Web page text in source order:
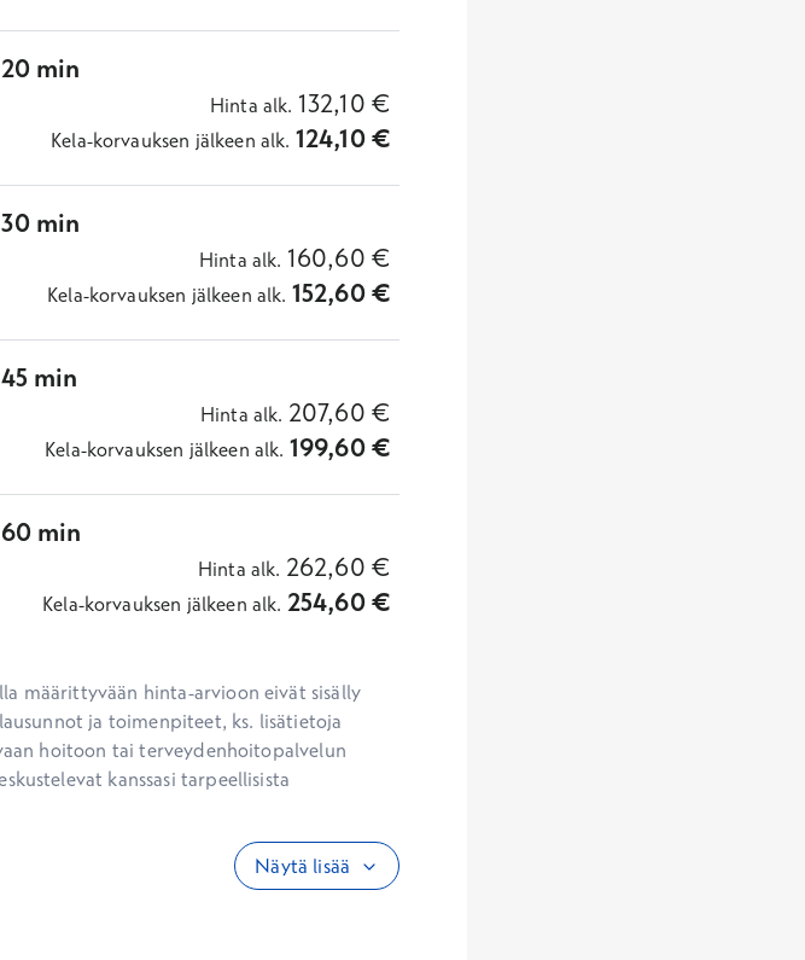
min
Hinta alk. 132,10 €
Kela-korvauksen jälkeen alk. 124,10€
min
Hinta alk. 160,60 €
Kela-korvauksen jälkeen alk. 152,60€
min
Hinta alk. 207,60 €
Kela-korvauksen jälkeen alk. 199,60€
min
Hinta alk. 262,60 €
Kela-korvauksen jälkeen alk. 254,60€
määrittyvään hinta-arvioon eivät sisälly
ja toimenpiteet, ks. lisätietoja
hoitoon tai terveydenhoitopalvelun
kanssasi tarpeellisista
Näytä lisää